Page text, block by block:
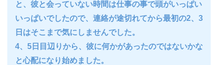
と、彼と会っていない時間は仕事の事で頭がいっぱい
いっぱいでしたので、連絡が途切れてから最初の2、3
日はそこまで気にしませんでした。
4、5日目辺りから、彼に何かがあったのではないかな
と心配になり始めました。